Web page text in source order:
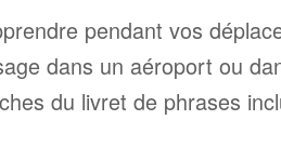
pendant vos
dans un aéroport ou
du livret de phrases